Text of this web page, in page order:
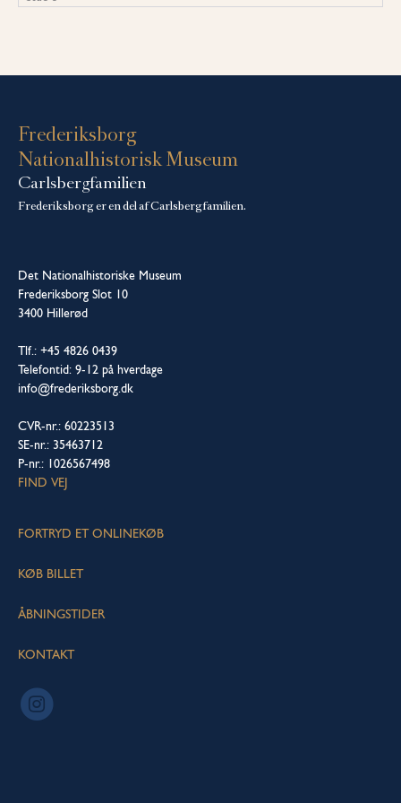
Frederiksborg
Nationalhistorisk Museum
Carlsbergfamilien
Frederiksborg er en del af Carlsbergfamilien.
Det Nationalhistoriske Museum
Frederiksborg Slot 10
3400 Hillerød
Tlf.: +45 4826 0439
Telefontid: 9-12 på hverdage
info@frederiksborg.dk
CVR-nr.: 60223513
SE-nr.: 35463712
P-nr.: 1026567498
FIND VEJ
FORTRYD ET ONLINEKØB
KØB BILLET
ÅBNINGSTIDER
KONTAKT